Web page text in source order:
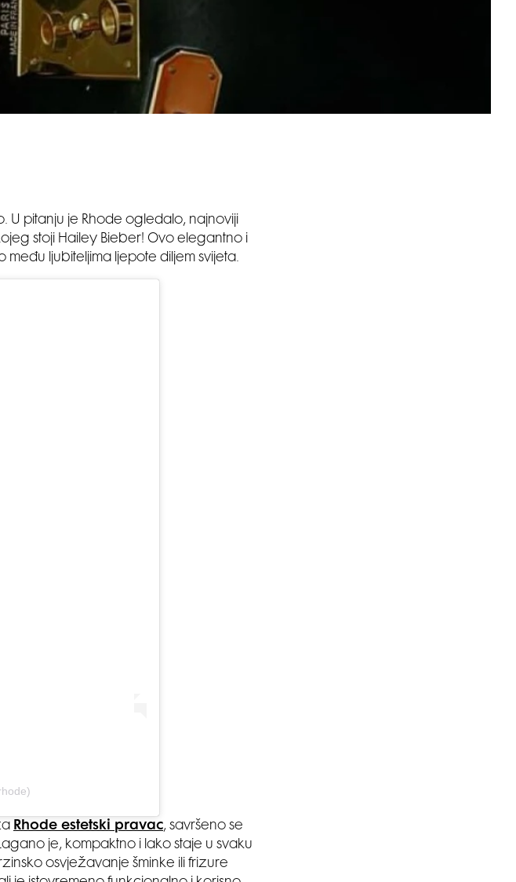
pitanju je Rhode ogledalo, najnoviji
stoji Hailey Bieber! Ovo elegantno i
ljubiteljima ljepote diljem svijeta.
Rhode estetski pravac, savršeno se
je, kompaktno i lako staje u svaku
osvježavanje šminke ili frizure